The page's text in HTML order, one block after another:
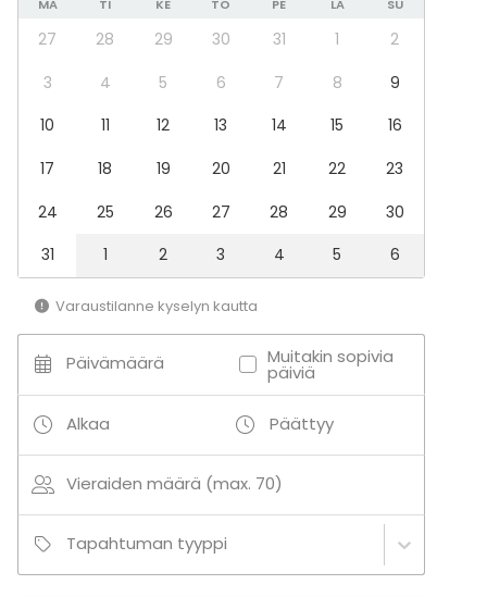
Huomioitava, että tila sijaitsee ikäihmisten
musiikkia kovaa. Soveltuu parhaiten kokouksiin sekä
syntymäpäivät.
MA TI KE TO PE LA SU
27 28 29 30 31 1
2
3
4 5 6 7 8
9
10
11 12 13 14 15
16
17
18 19 20 21 22
23
24
25 26 27 28 29
30
31
1 2 3 4 5 6
Varaustilanne kyselyn kautta
Päivämäärä Muitakin sopivia
päiviä
Alkaa Päättyy
Vieraiden määrä (max. 70)
Tapahtuman tyyppi